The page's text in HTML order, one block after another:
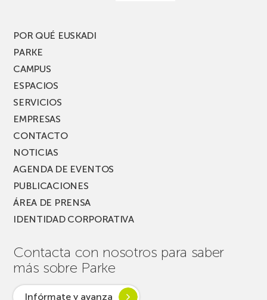
PARKEA
MUSIK
POR QUÉ EUSKADI
PARKE
CAMPUS
ESPACIOS
SERVICIOS
EMPRESAS
CONTACTO
NOTICIAS
AGENDA DE EVENTOS
PUBLICACIONES
ÁREA DE PRENSA
IDENTIDAD CORPORATIVA
Contacta con nosotros para saber
más sobre Parke
Infórmate y avanza